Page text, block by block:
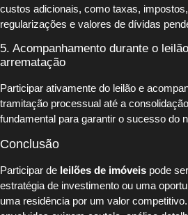
custos adicionais, como taxas,
regularizações e valores de dívidas
5. Acompanhamento durante o
arrematação
Participar ativamente do leilão e
tramitação processual até a
fundamental para garantir o sucesso do
Conclusão
Participar de leilões de imóveis pode
estratégia de investimento ou uma
uma residência por um valor